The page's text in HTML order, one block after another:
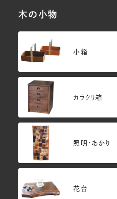
木の小物
小箱
カラクリ箱
照明・あかり
花台